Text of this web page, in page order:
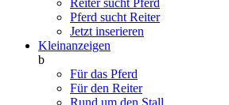
Reiter sucht Pferd
Pferd sucht Reiter
Jetzt inserieren
Kleinanzeigen
b
Für das Pferd
Für den Reiter
Rund um den Stall